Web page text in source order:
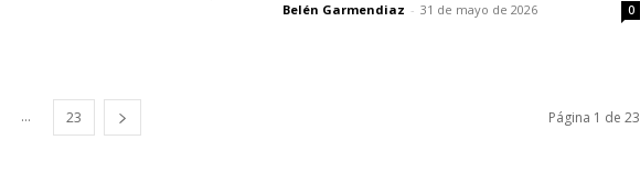
Belén Garmendiaz - 31 de mayo de 2026 0
... 23 Página 1 de 23